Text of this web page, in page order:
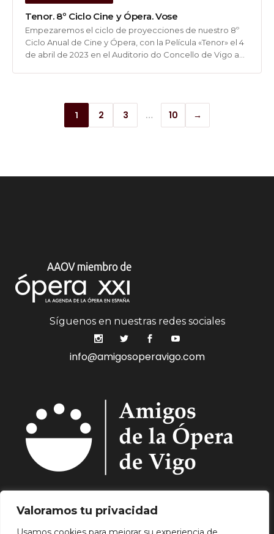
Valoramos tu privacidad
Tenor. 8º Ciclo Cine y Ópera. Vose
Empezaremos el ciclo de proyecciones de nuestro 8º
Ciclo Anual de Cine y Ópera, con la Película «Tenor» el 4
de abril de 2023 en el Auditorio do Concello de Vigo a
1 2 3 … 10 →
Síguenos en nuestras redes sociales
info@amigosoperavigo.com
Quiénes Somos. Asóciate.